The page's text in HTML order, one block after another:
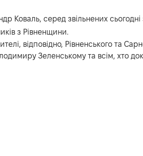
Коваль, серед звільнених сьогодні
з Рівненщини.
відповідно, Рівненського та
Зеленському та всім, хто